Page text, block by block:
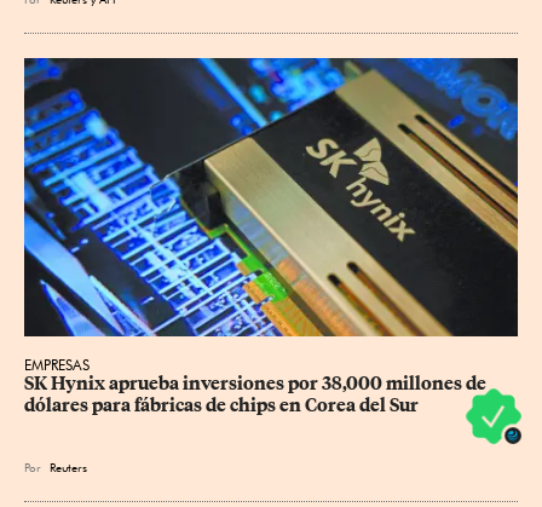
EMPRESAS
SK Hynix aprueba inversiones por 38,000 millones de
dólares para fábricas de chips en Corea del Sur
Por Reuters